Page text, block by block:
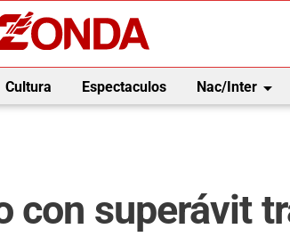
Cultura Espectaculos Nac/Interarrow_drop_down
con superávit